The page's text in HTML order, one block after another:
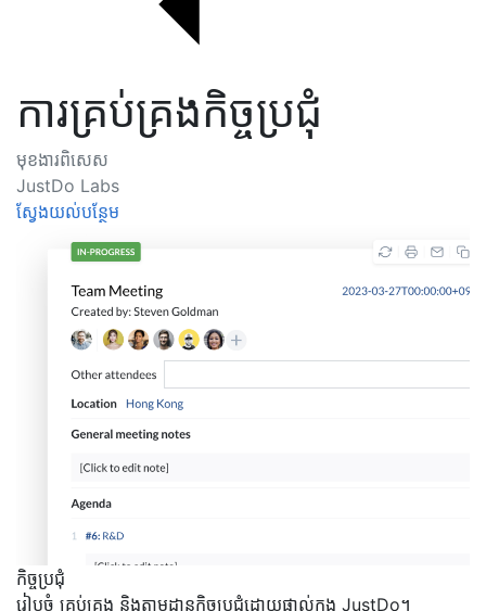
ការគ្រប់គ្រងកិច្ចប្រជុំ
មុខងារពិសេស
JustDo Labs
ស្វែងយល់បន្ថែម
កិច្ចប្រជុំ
រៀបចំ គ្រប់គ្រង និងតាមដានកិច្ចប្រជុំដោយផ្ទាល់ក្នុង JustDo។